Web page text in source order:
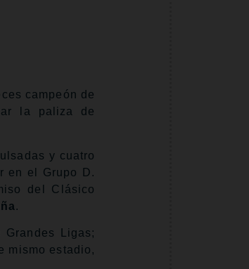
campeón de
la paliza de
y cuatro
en el Grupo D.
del Clásico
.
Ligas;
mismo estadio,